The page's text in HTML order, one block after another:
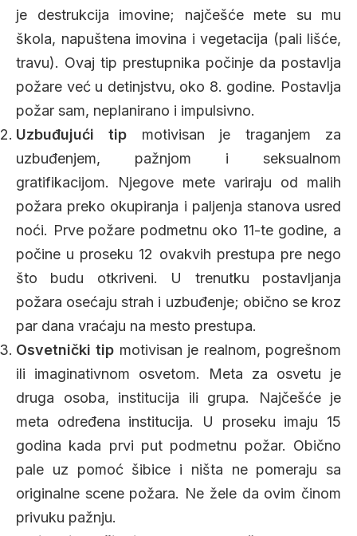
je destrukcija imovine; najčešće mete su mu
škola, napuštena imovina i vegetacija (pali lišće,
travu). Ovaj tip prestupnika počinje da postavlja
požare već u detinjstvu, oko 8. godine. Postavlja
požar sam, neplanirano i impulsivno.
Uzbuđujući tip motivisan je traganjem za
uzbuđenjem, pažnjom i seksualnom
gratifikacijom. Njegove mete variraju od malih
požara preko okupiranja i paljenja stanova usred
noći. Prve požare podmetnu oko 11-te godine, a
počine u proseku 12 ovakvih prestupa pre nego
što budu otkriveni. U trenutku postavljanja
požara osećaju strah i uzbuđenje; obično se kroz
par dana vraćaju na mesto prestupa.
Osvetnički tip motivisan je realnom, pogrešnom
ili imaginativnom osvetom. Meta za osvetu je
druga osoba, institucija ili grupa. Najčešće je
meta određena institucija. U proseku imaju 15
godina kada prvi put podmetnu požar. Obično
pale uz pomoć šibice i ništa ne pomeraju sa
originalne scene požara. Ne žele da ovim činom
privuku pažnju.